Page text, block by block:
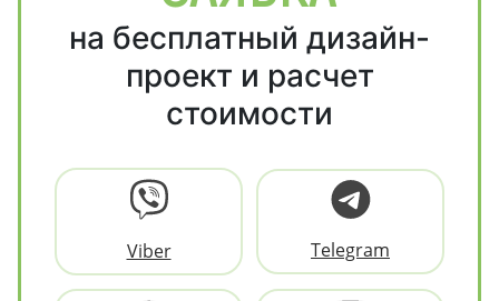
на бесплатный дизайн-
проект и расчет
стоимости
Viber Telegram